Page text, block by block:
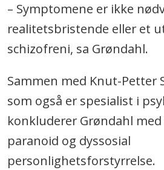
– Symptomene er ikke
realitetsbristende eller et
schizofreni, sa Grøndahl.
Sammen med Knut-Petter
som også er spesialist i
konkluderer Grøndahl
paranoid og dyssosial
personlighetsforstyrrelse.